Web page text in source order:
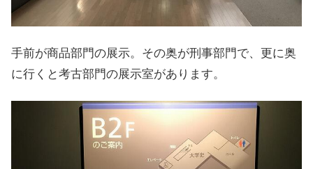
手前が商品部門の展示。その奥が刑事部門で、更に奥
に行くと考古部門の展示室があります。